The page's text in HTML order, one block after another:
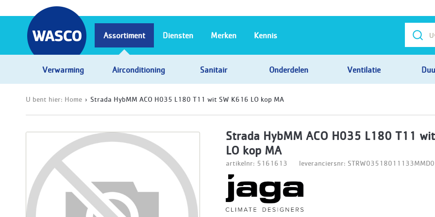
Assortiment
Verwarming Airconditioning Sanitair Onderdelen Ventilatie
Diensten Merken Kennis
U bent hier: Home Strada HybMM ACO H035 L180 T11 wit SW K616 LO kop MA
Strada HybMM ACO H035 L180 T11
LO kop MA
artikelnr: 5161613 leveranciersnr: